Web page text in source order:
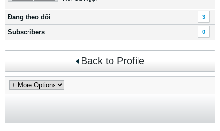
Ðang theo dõi 3
Subscribers 0
Back to Profile